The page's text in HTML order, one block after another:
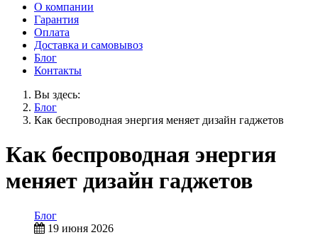
О компании
Гарантия
Оплата
Доставка и самовывоз
Блог
Контакты
Вы здесь:
Блог
Как беспроводная энергия меняет дизайн гаджетов
Как беспроводная энергия
меняет дизайн гаджетов
Блог
19 июня 2026